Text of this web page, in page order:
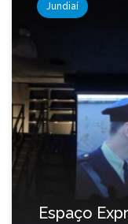
Jundiaí
Espaço